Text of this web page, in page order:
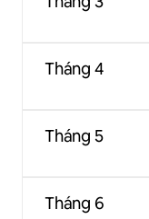
Tháng 4
Tháng 5
Tháng 6